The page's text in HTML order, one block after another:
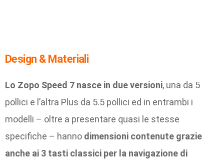
Design & Materiali
Lo Zopo Speed 7 nasce in due versioni, una da 5
pollici e l’altra Plus da 5.5 pollici ed in entrambi i
modelli – oltre a presentare quasi le stesse
specifiche – hanno dimensioni contenute grazie
anche ai 3 tasti classici per la navigazione di